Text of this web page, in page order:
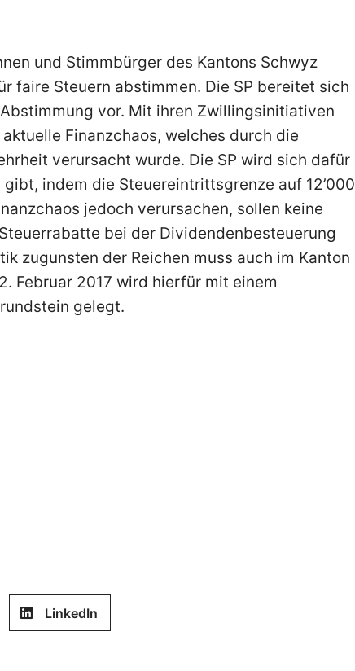
und Stimmbürger des Kantons Schwyz
faire Steuern abstimmen. Die SP bereitet sich
vor. Mit ihren Zwillingsinitiativen
Finanzchaos, welches durch die
verursacht wurde. Die SP wird sich dafür
indem die Steuereintrittsgrenze auf 12’000
jedoch verursachen, sollen keine
bei der Dividendenbesteuerung
zugunsten der Reichen muss auch im Kanton
Februar 2017 wird hierfür mit einem
gelegt.
LinkedIn